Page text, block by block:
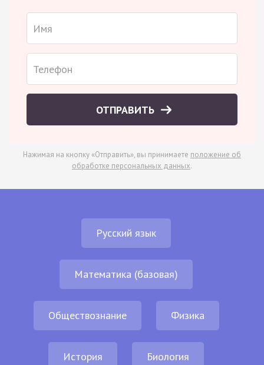
ОТПРАВИТЬ
Нажимая на кнопку «Отправить», вы принимаете положение об
обработке персональных данных.
Русский язык
Математика (базовая)
Обществознание Физика
История Биология